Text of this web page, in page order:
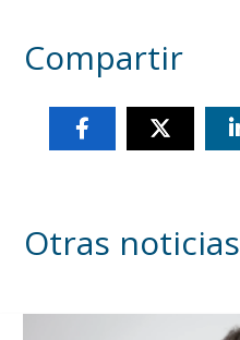
Compartir
Otras noticias